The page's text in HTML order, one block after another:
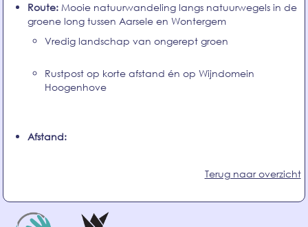
Route: Mooie natuurwandeling langs natuurwegels in de
groene long tussen Aarsele en Wontergem
Vredig landschap van ongerept groen
Rustpost op korte afstand én op Wijndomein
Hoogenhove
Afstand:
Terug naar overzicht